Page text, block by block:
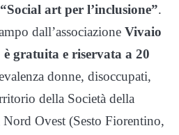
“Social art per l’inclusione”.
dall’associazione Vivaio
è gratuita e riservata a 20
donne, disoccupati,
della Società della
Ovest (Sesto Fiorentino,